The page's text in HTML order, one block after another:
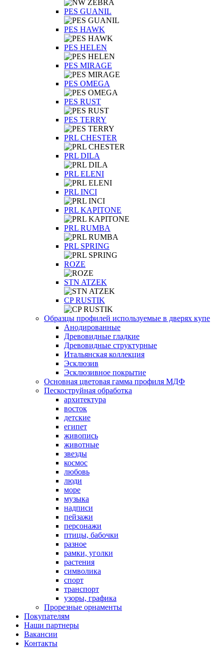
PES GUANIL
PES HAWK
PES HELEN
PES MIRAGE
PES OMEGA
PES RUST
PES TERRY
PRL CHESTER
PRL DILA
PRL ELENI
PRL INCI
PRL KAPITONE
PRL RUMBA
PRL SPRING
ROZE
STN ATZEK
СP RUSTIK
Образцы профилей используемые в дверях купе
Анодированные
Древовидные гладкие
Древовидные структурные
Итальянская коллекция
Эсклюзив
Эсклюзивное покрытие
Основная цветовая гамма профиля МДФ
Пескоструйная обработка
архитектура
восток
детские
египет
живопись
животные
звезды
космос
любовь
люди
море
музыка
надписи
пейзажи
персонажи
птицы, бабочки
разное
рамки, уголки
растения
символика
спорт
транспорт
узоры, графика
Прорезные орнаменты
Покупателям
Наши партнеры
Вакансии
Контакты